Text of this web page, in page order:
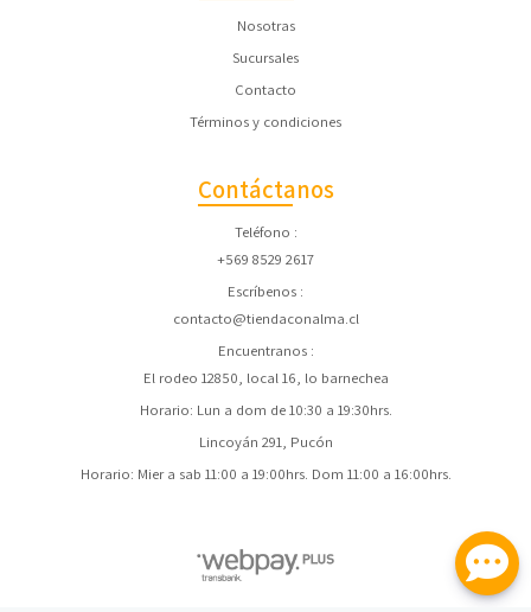
Nosotras
Sucursales
Contacto
Términos y condiciones
Contáctanos
Teléfono
+569 8529 2617
Escríbenos
contacto@tiendaconalma.cl
Encuentranos
El rodeo 12850, local 16, lo barnechea
Horario: Lun a dom de 10:30 a 19:30hrs.
Lincoyán 291, Pucón
Horario: Mier a sab 11:00 a 19:00hrs. Dom 11:00 a 16:00hrs.